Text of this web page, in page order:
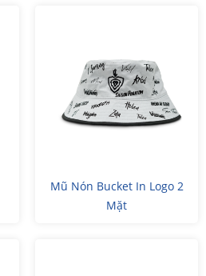
Mũ Nón Bucket In Logo 2
Mặt